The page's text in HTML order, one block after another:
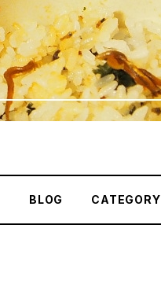
BLOG CATEGORY